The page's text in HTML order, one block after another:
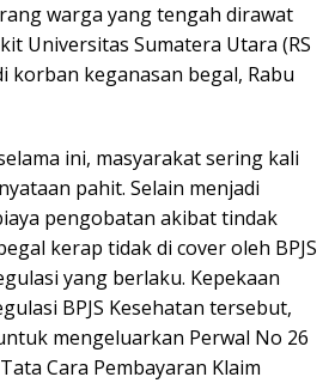
warga yang tengah dirawat
Universitas Sumatera Utara (RS
korban keganasan begal, Rabu
ini, masyarakat sering kali
pahit. Selain menjadi
pengobatan akibat tindak
kerap tidak di cover oleh BPJS
yang berlaku. Kepekaan
BPJS Kesehatan tersebut,
mengeluarkan Perwal No 26
Cara Pembayaran Klaim